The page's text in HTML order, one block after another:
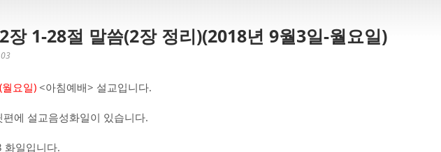
장 1-28절 말씀(2장 정리)(2018년 9월3일-월요일)
요일) <아침예배> 설교입니다.
에 설교음성화일이 있습니다.
화일입니다.